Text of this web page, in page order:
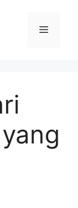
Menu